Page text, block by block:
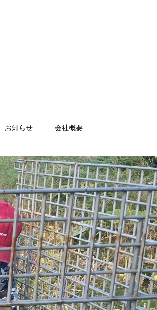
お知らせ 会社概要